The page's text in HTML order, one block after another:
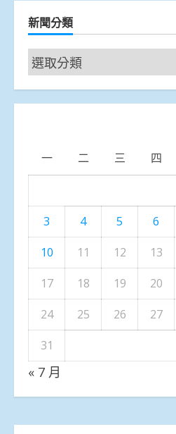
新聞分類
新
聞
分
一 二 三 四
3
4 5 6
10
11 12 13
17
18 19 20
24
25 26 27
31
« 7 月